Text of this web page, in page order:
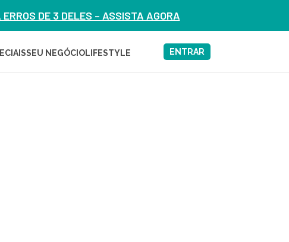
DE 3 DELES – ASSISTA AGORA
SEU NEGÓCIOLIFESTYLE ENTRAR